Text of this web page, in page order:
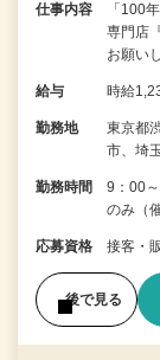
仕事内容
「100
専門店
お願い
給与 時給
勤務地
東京都
市、埼
勤務時間
9：00
のみ（
応募資格 接客・
後で見る